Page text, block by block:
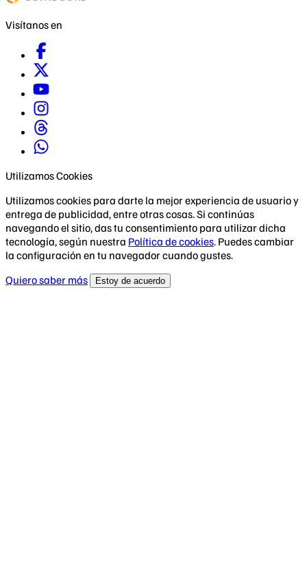
Visítanos en
Utilizamos Cookies
Utilizamos cookies para darte la mejor experiencia de usuario y
entrega de publicidad, entre otras cosas. Si continúas
navegando el sitio, das tu consentimiento para utilizar dicha
tecnología, según nuestra Política de cookies. Puedes cambiar
la configuración en tu navegador cuando gustes.
Quiero saber más
Estoy de acuerdo